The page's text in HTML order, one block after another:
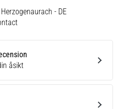
- DE
åsikt